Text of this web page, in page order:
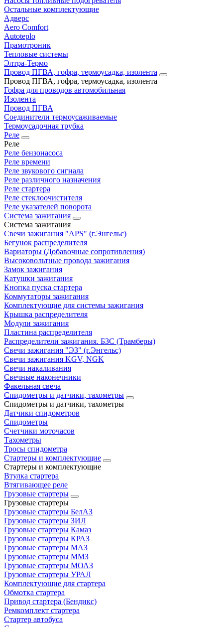
Остальные комплектующие
Адверс
Aero Comfort
Autoteplo
Прамотроник
Тепловые системы
Элтра-Термо
Провод ПГВА, гофра, термоусадка, изолента
Провод ПГВА, гофра, термоусадка, изолента
Гофра для проводов автомобильная
Изолента
Провод ПГВА
Соединители термоусаживаемые
Термоусадочная трубка
Реле
Реле
Реле бензонасоса
Реле времени
Реле звукового сигнала
Реле различного назначения
Реле стартера
Реле стеклоочистителя
Реле указателей поворота
Система зажигания
Система зажигания
Свечи зажигания "APS" (г.Энгельс)
Бегунок распределителя
Вариаторы (Добавочные сопротивления)
Высоковольтные провода зажигания
Замок зажигания
Катушки зажигания
Кнопка пуска стартера
Коммутаторы зажигания
Комплектующие для системы зажигания
Крышка распределителя
Модули зажигания
Пластина распределителя
Распределители зажигания. БЗС (Трамберы)
Свечи зажигания "ЭЗ" (г.Энгельс)
Свечи зажигания KGV, NGK
Свечи накаливания
Свечные наконечники
Факельная свеча
Спидометры и датчики, тахометры
Спидометры и датчики, тахометры
Датчики спидометров
Спидометры
Счетчики моточасов
Тахометры
Тросы спидометра
Стартеры и комплектующие
Стартеры и комплектующие
Втулка стартера
Втягивающее реле
Грузовые стартеры
Грузовые стартеры
Грузовые стартеры БелАЗ
Грузовые стартеры ЗИЛ
Грузовые стартеры Камаз
Грузовые стартеры КРАЗ
Грузовые стартеры МАЗ
Грузовые стартеры ММЗ
Грузовые стартеры МОАЗ
Грузовые стартеры УРАЛ
Комплектующие для стартера
Обмотка стартера
Привод стартера (Бендикс)
Ремкомплект стартера
Стартер автобуса